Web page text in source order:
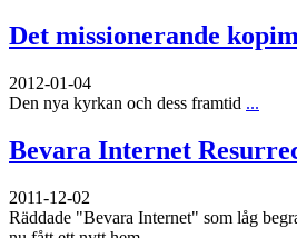
Det missionerande
2012-01-04
Den nya kyrkan och dess framtid ...
Bevara Internet
2011-12-02
Räddade "Bevara Internet" som låg